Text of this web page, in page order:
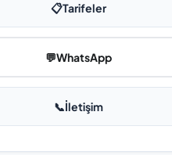
📋Tarifeler
💬WhatsApp
📞İletişim